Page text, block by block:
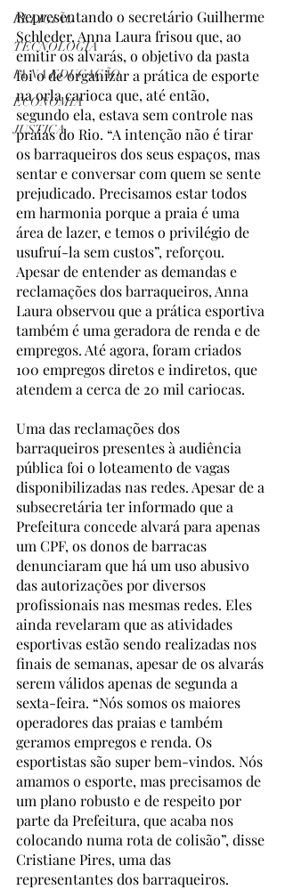
RELIGIÃO
TECNOLOGIA
IA NA EDUCAÇÃO
ECONOMIA
JUSTIÇA
Representando o secretário Guilherme
Schleder, Anna Laura frisou que, ao
emitir os alvarás, o objetivo da pasta
foi o de organizar a prática de esporte
na orla carioca que, até então,
segundo ela, estava sem controle nas
praias do Rio. “A intenção não é tirar
os barraqueiros dos seus espaços, mas
sentar e conversar com quem se sente
prejudicado. Precisamos estar todos
em harmonia porque a praia é uma
área de lazer, e temos o privilégio de
usufruí-la sem custos”, reforçou.
Apesar de entender as demandas e
reclamações dos barraqueiros, Anna
Laura observou que a prática esportiva
também é uma geradora de renda e de
empregos. Até agora, foram criados
100 empregos diretos e indiretos, que
atendem a cerca de 20 mil cariocas.
Uma das reclamações dos
barraqueiros presentes à audiência
pública foi o loteamento de vagas
disponibilizadas nas redes. Apesar de a
subsecretária ter informado que a
Prefeitura concede alvará para apenas
um CPF, os donos de barracas
denunciaram que há um uso abusivo
das autorizações por diversos
profissionais nas mesmas redes. Eles
ainda revelaram que as atividades
esportivas estão sendo realizadas nos
finais de semanas, apesar de os alvarás
serem válidos apenas de segunda a
sexta-feira. “Nós somos os maiores
operadores das praias e também
geramos empregos e renda. Os
esportistas são super bem-vindos. Nós
amamos o esporte, mas precisamos de
um plano robusto e de respeito por
parte da Prefeitura, que acaba nos
colocando numa rota de colisão”, disse
Cristiane Pires, uma das
representantes dos barraqueiros.